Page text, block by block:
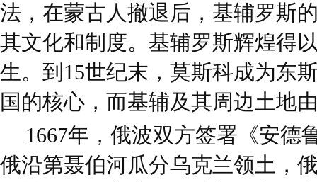
法，在蒙古人撤退后，基辅罗斯
其文化和制度。基辅罗斯辉煌得
生。到15世纪末，莫斯科成为东
国的核心，而基辅及其周边土地
1667年，俄波双方签署《安德
俄沿第聂伯河瓜分乌克兰领土，